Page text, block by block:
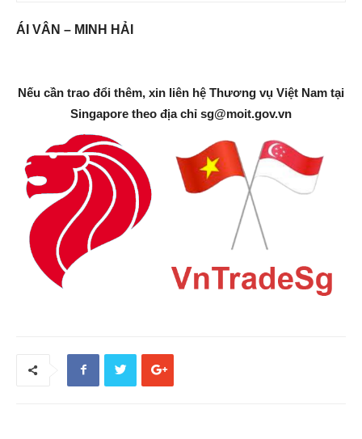
ÁI VÂN – MINH HẢI
Nếu cần trao đổi thêm, xin liên hệ Thương vụ Việt Nam tại
Singapore theo địa chỉ sg@moit.gov.vn